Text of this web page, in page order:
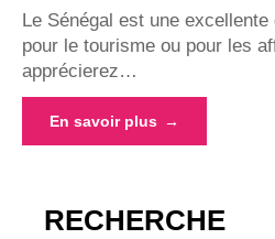
Le Sénégal est une
pour le tourisme ou pour les
apprécierez…
En savoir plus
RECHERCHE